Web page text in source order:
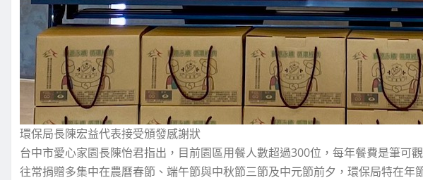
環保局長陳宏益代表接受頒發感謝狀
台中市愛心家園長陳怡君指出，目前園區用餐人數超過300位，每年餐費是筆可
往常捐贈多集中在農曆春節、端午節與中秋節三節及中元節前夕，環保局特在年